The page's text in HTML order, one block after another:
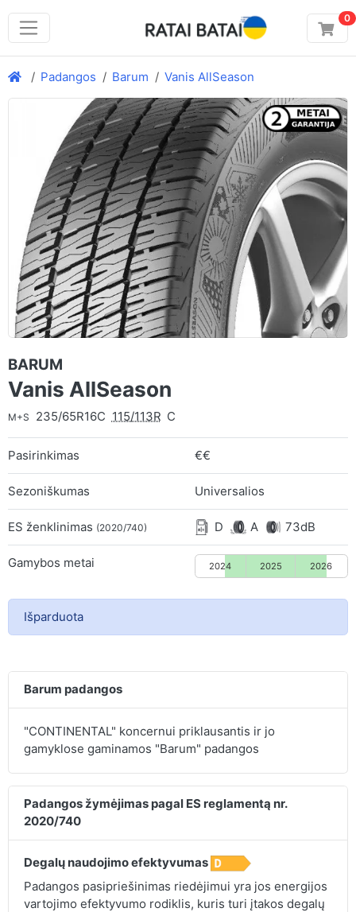
0
Padangos Barum Vanis AllSeason
BARUM
Vanis AllSeason
M+S 235/65R16C 115/113R C
Pasirinkimas €€
Sezoniškumas Universalios
ES ženklinimas (2020/740) D A 73dB
Gamybos metai 2024 2025 2026
Išparduota
Barum padangos
"CONTINENTAL" koncernui priklausantis ir jo
gamyklose gaminamos "Barum" padangos
Padangos žymėjimas pagal ES reglamentą nr.
2020/740
Degalų naudojimo efektyvumas
Padangos pasipriešinimas riedėjimui yra jos energijos
vartojimo efektyvumo rodiklis, kuris turi įtakos degalų